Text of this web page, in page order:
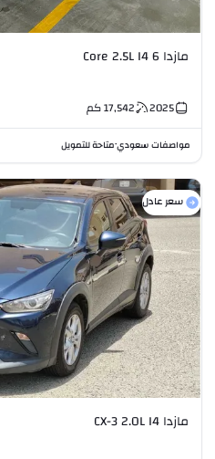
مازدا 6 Core 2.5L I4
2025
17,542كم
مواصفات سعودي•متاحة للتمويل
سعر عادل
مازدا CX-3 2.0L I4